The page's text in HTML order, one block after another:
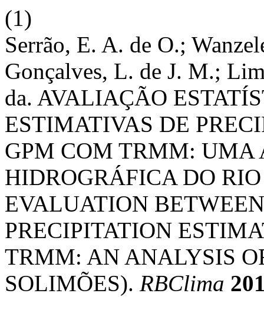
(1)
Serrão, E. A. de O.;
Gonçalves, L. de J. M.;
da. AVALIAÇÃO
ESTIMATIVAS DE
GPM COM TRMM: UMA
HIDROGRÁFICA DO
EVALUATION
PRECIPITATION
TRMM: AN ANALYSIS
SOLIMÕES). RBClima